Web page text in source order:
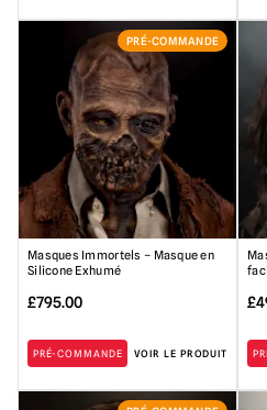
PRÉ-COMMANDE
Masques Immortels – Masque en
Silicone Exhumé
£795.00
PRÉ-COMMANDE VOIR LE PRODUIT
£